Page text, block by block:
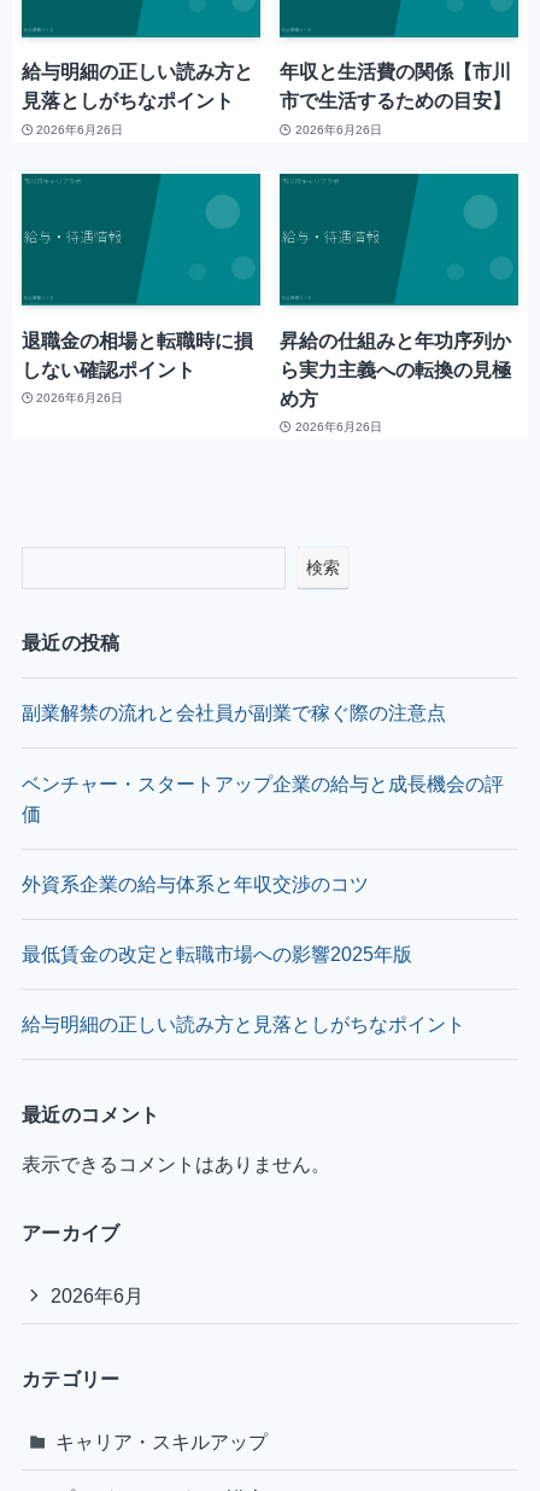
給与明細の正しい読み方と
見落としがちなポイント
2026年6月26日
年収と生活費の関係【市川
市で生活するための目安】
2026年6月26日
退職金の相場と転職時に損
しない確認ポイント
2026年6月26日
昇給の仕組みと年功序列か
ら実力主義への転換の見極
め方
2026年6月26日
検索
最近の投稿
副業解禁の流れと会社員が副業で稼ぐ際の注意点
ベンチャー・スタートアップ企業の給与と成長機会の評
価
外資系企業の給与体系と年収交渉のコツ
最低賃金の改定と転職市場への影響2025年版
給与明細の正しい読み方と見落としがちなポイント
最近のコメント
表示できるコメントはありません。
アーカイブ
2026年6月
カテゴリー
キャリア・スキルアップ